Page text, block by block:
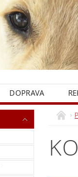
DOPRAVA